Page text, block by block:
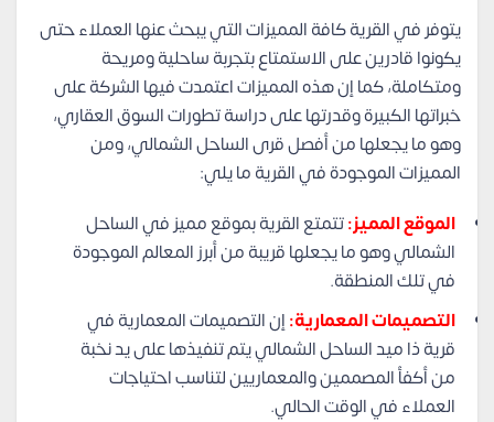
يتوفر في القرية كافة المميزات التي يبحث عنها العملاء حتى
يكونوا قادرين على الاستمتاع بتجربة ساحلية ومريحة
ومتكاملة، كما إن هذه المميزات اعتمدت فيها الشركة على
خبراتها الكبيرة وقدرتها على دراسة تطورات السوق العقاري،
وهو ما يجعلها من أفصل قرى الساحل الشمالي، ومن
المميزات الموجودة في القرية ما يلي:
الموقع المميز:تتمتع القرية بموقع مميز في الساحل
الشمالي وهو ما يجعلها قريبة من أبرز المعالم الموجودة
في تلك المنطقة.
التصميمات المعمارية:إن التصميمات المعمارية في
قرية ذا ميد الساحل الشمالي يتم تنفيذها على يد نخبة
من أكفأ المصممين والمعماريين لتناسب احتياجات
العملاء في الوقت الحالي.